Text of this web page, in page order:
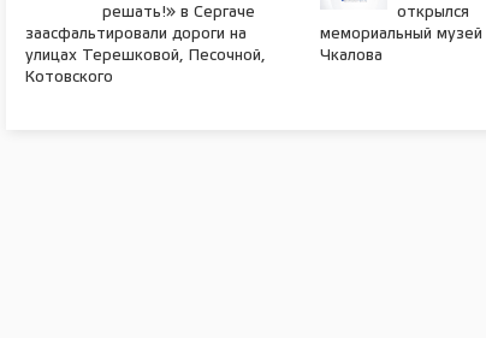
решать!» в Сергаче
заасфальтировали дороги на
улицах Терешковой, Песочной,
Котовского
открылся
мемориальный музей
Чкалова